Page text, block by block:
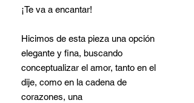
¡Te va a encantar!
Hicimos de esta pieza una opción
elegante y fina, buscando
conceptualizar el amor, tanto en el
dije, como en la cadena de
corazones, una